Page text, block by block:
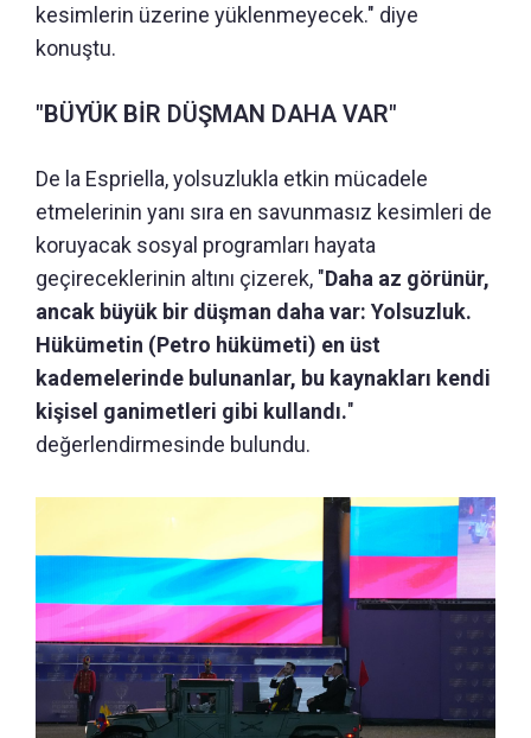
kesimlerin üzerine yüklenmeyecek." diye
konuştu.
"BÜYÜK BİR DÜŞMAN DAHA VAR"
De la Espriella, yolsuzlukla etkin mücadele
etmelerinin yanı sıra en savunmasız kesimleri de
koruyacak sosyal programları hayata
geçireceklerinin altını çizerek, "Daha az görünür,
ancak büyük bir düşman daha var: Yolsuzluk.
Hükümetin (Petro hükümeti) en üst
kademelerinde bulunanlar, bu kaynakları kendi
kişisel ganimetleri gibi kullandı."
değerlendirmesinde bulundu.